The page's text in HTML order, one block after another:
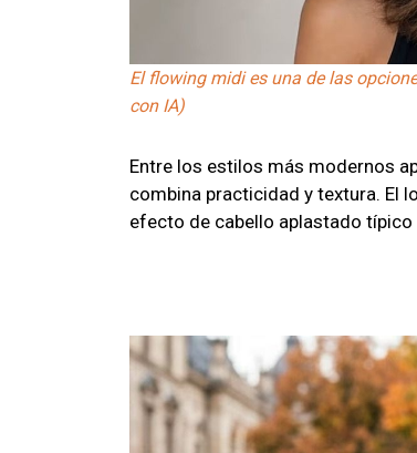
El flowing midi es una de las
con IA)
Entre los estilos más modernos
combina practicidad y textura. El
efecto de cabello aplastado